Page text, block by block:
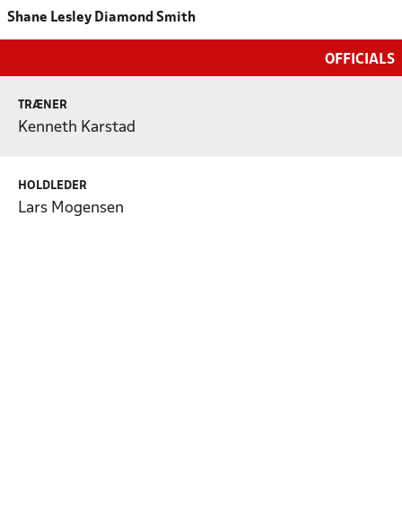
Shane Lesley Diamond Smith
OFFICIALS
TRÆNER
Kenneth Karstad
HOLDLEDER
Lars Mogensen